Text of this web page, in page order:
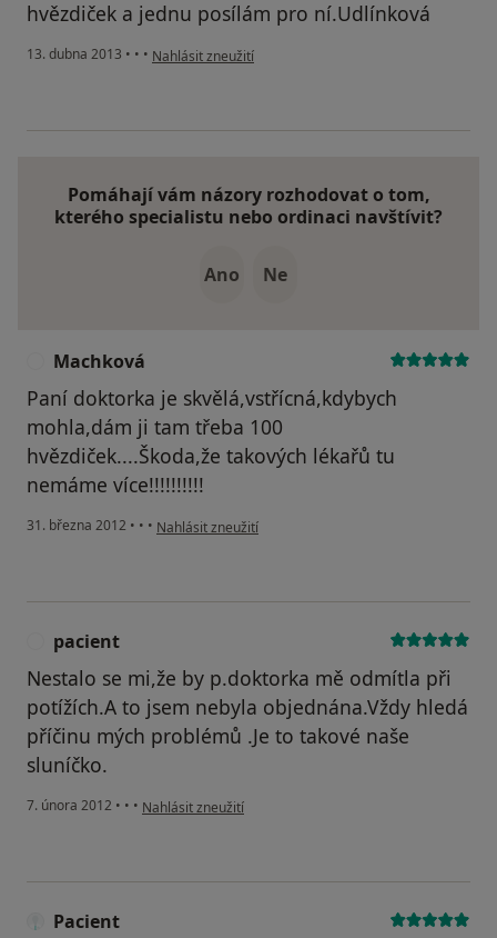
hvězdiček a jednu posílám pro ní.Udlínková
13. dubna 2013 • • • podle názoru uživatele Váš účet byl odstraněn
Nahlásit zneužití
Pomáhají vám názory rozhodovat o tom,
kterého specialistu nebo ordinaci navštívit?
Ano Ne
Machková
Paní doktorka je skvělá,vstřícná,kdybych
mohla,dám ji tam třeba 100
hvězdiček....Škoda,že takových lékařů tu
nemáme více!!!!!!!!!!
31. března 2012 • • • podle názoru uživatele Machková
Nahlásit zneužití
pacient
Nestalo se mi,že by p.doktorka mě odmítla při
potížích.A to jsem nebyla objednána.Vždy hledá
příčinu mých problémů .Je to takové naše
sluníčko.
7. února 2012 • • • podle názoru uživatele pacient
Nahlásit zneužití
Pacient